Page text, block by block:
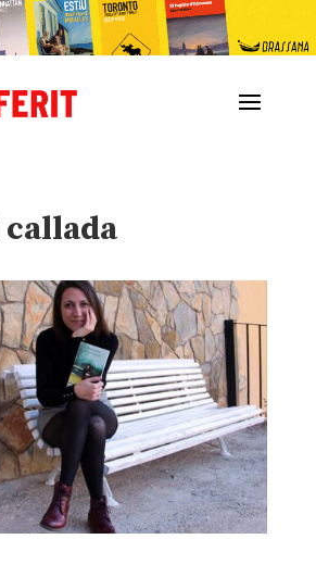
callada